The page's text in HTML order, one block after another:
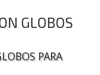
GLOBOS
PARA